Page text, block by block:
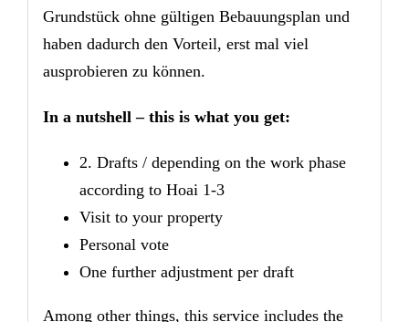
Grundstück ohne gültigen Bebauungsplan und
haben dadurch den Vorteil, erst mal viel
ausprobieren zu können.
In a nutshell – this is what you get:
2. Drafts / depending on the work phase
according to Hoai 1-3
Visit to your property
Personal vote
One further adjustment per draft
Among other things, this service includes the